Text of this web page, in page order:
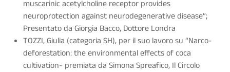
muscarinic acetylcholine receptor provides
neuroprotection against neurodegenerative disease”;
Presentato da Giorgia Bacco, Dottore Londra
TOZZI, Giulia (categoria SH), per il suo lavoro su “Narco-
deforestation: the environmental effects of coca
cultivation- premiata da Simona Spreafico, Il Circolo